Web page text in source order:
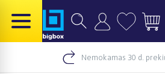
Nemokamas 30 d.